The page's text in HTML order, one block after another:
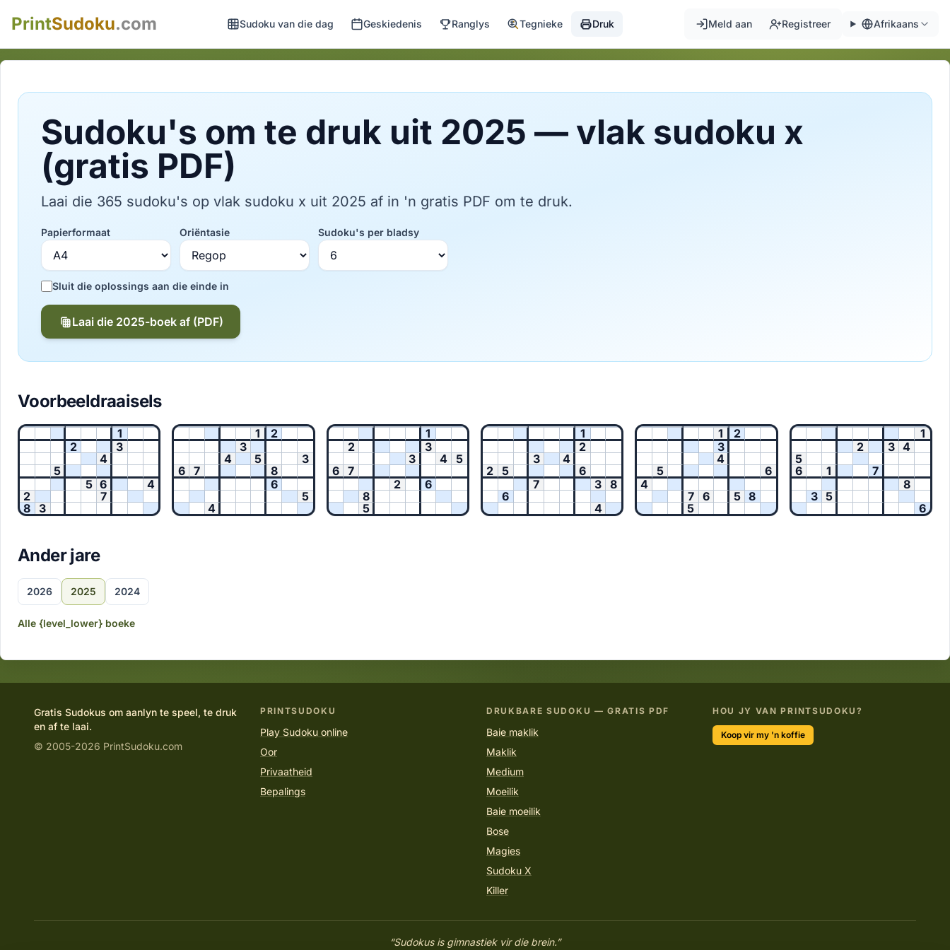
PrintSudoku.com Sudoku van die dag Geskiedenis Ranglys Tegnieke Druk Meld aan Registreer Afrikaans
Sudoku's om te druk uit 2025 — vlak sudoku x
(gratis PDF)
Laai die 365 sudoku's op vlak sudoku x uit 2025 af in 'n gratis PDF om te druk.
Papierformaat Oriëntasie Sudoku's per bladsy
Sluit die oplossings aan die einde in
Laai die 2025-boek af (PDF)
Voorbeeldraaisels
1
2
3
4
5
5 6
4
2
7
8
3
1
2
3
4
5
3
6
7
8
6
5
4
1
2
3
3
4
5
6
7
2
6
8
5
1
2
3
4
2
5
6
7
3
8
6
4
1
2
3
4
5
6
4
7
6 5 8
5
1
2
3 4
5
6
1
7
8
3 5
6
Ander jare
2026 2025 2024
Alle {level_lower} boeke
Gratis Sudokus om aanlyn te speel, te druk
en af te laai.
© 2005-2026 PrintSudoku.com
PRINTSUDOKU
Play Sudoku online
Oor
Privaatheid
Bepalings
DRUKBARE SUDOKU — GRATIS PDF
Baie maklik
Maklik
Medium
Moeilik
Baie moeilik
Bose
Magies
Sudoku X
Killer
HOU JY VAN PRINTSUDOKU?
Koop vir my 'n koffie
“Sudokus is gimnastiek vir die brein.”